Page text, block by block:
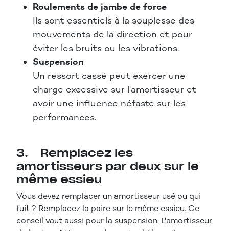
Roulements de jambe de force
Ils sont essentiels à la souplesse des
mouvements de la direction et pour
éviter les bruits ou les vibrations.
Suspension
Un ressort cassé peut exercer une
charge excessive sur l'amortisseur et
avoir une influence néfaste sur les
performances.
3. Remplacez les
amortisseurs par deux sur le
même essieu
Vous devez remplacer un amortisseur usé ou qui
fuit ? Remplacez la paire sur le même essieu. Ce
conseil vaut aussi pour la suspension. L'amortisseur